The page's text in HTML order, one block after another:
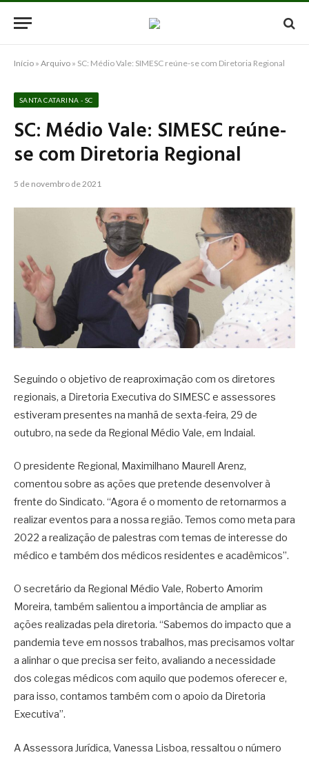
Início » Arquivo » SC: Médio Vale: SIMESC reúne-se com Diretoria Regional
SANTA CATARINA - SC
SC: Médio Vale: SIMESC reúne-
se com Diretoria Regional
5 de novembro de 2021
Seguindo o objetivo de reaproximação com os diretores
regionais, a Diretoria Executiva do SIMESC e assessores
estiveram presentes na manhã de sexta-feira, 29 de
outubro, na sede da Regional Médio Vale, em Indaial.
O presidente Regional, Maximilhano Maurell Arenz,
comentou sobre as ações que pretende desenvolver à
frente do Sindicato. “Agora é o momento de retornarmos a
realizar eventos para a nossa região. Temos como meta para
2022 a realização de palestras com temas de interesse do
médico e também dos médicos residentes e acadêmicos”.
O secretário da Regional Médio Vale, Roberto Amorim
Moreira, também salientou a importância de ampliar as
ações realizadas pela diretoria. “Sabemos do impacto que a
pandemia teve em nossos trabalhos, mas precisamos voltar
a alinhar o que precisa ser feito, avaliando a necessidade
dos colegas médicos com aquilo que podemos oferecer e,
para isso, contamos também com o apoio da Diretoria
Executiva”.
A Assessora Jurídica, Vanessa Lisboa, ressaltou o número